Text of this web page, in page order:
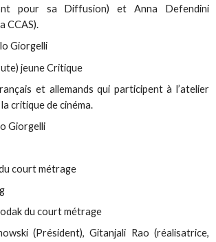
pour sa Diffusion) et Anna Defendini
CCAS).
Giorgelli
jeune Critique
et allemands qui participent à l’atelier
critique de cinéma.
Giorgelli
court métrage
du court métrage
(Président), Gitanjali Rao (réalisatrice,